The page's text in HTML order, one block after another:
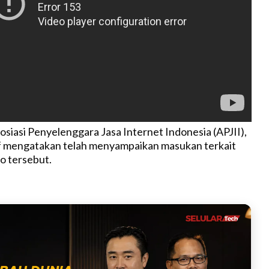
Penyelenggara Jasa Internet Indonesia (APJII),
telah menyampaikan masukan terkait
tersebut.